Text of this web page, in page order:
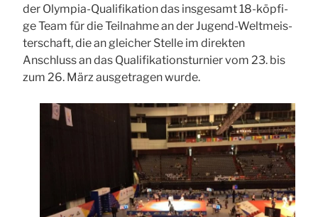
der Olym­pia-Qua­li­fi­ka­ti­on das ins­ge­samt 18-köp­fi­
ge Team für die Teil­nah­me an der Jugend-Welt­meis­
ter­schaft, die an glei­cher Stel­le im direk­ten
Anschluss an das Qua­li­fi­ka­ti­ons­tur­nier vom 23. bis
zum 26. März aus­ge­tra­gen wur­de.